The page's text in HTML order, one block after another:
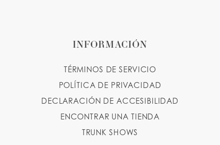
INFORMACIÓN
TÉRMINOS DE SERVICIO
POLÍTICA DE PRIVACIDAD
DECLARACIÓN DE ACCESIBILIDAD
ENCONTRAR UNA TIENDA
TRUNK SHOWS